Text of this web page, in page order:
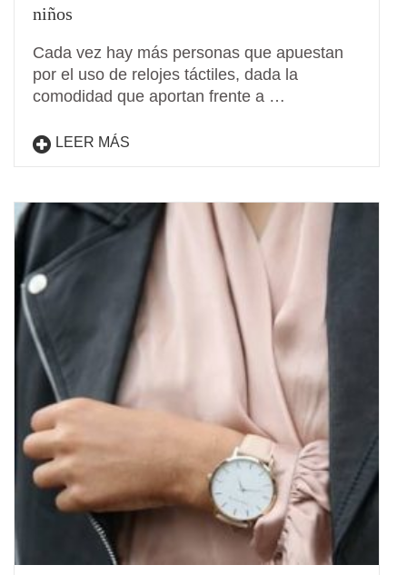
niños
Cada vez hay más personas que apuestan
por el uso de relojes táctiles, dada la
comodidad que aportan frente a …
LEER MÁS